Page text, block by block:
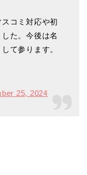
コミ対応や初
た。今後は名
て参ります。
25, 2024